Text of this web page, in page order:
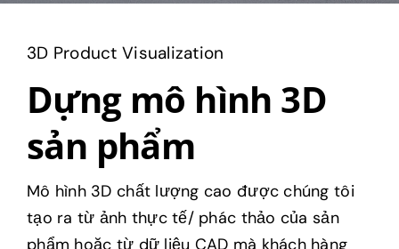
Dựng mô hình 3D
sản phẩm
Mô hình 3D chất lượng cao được chúng tôi
tạo ra từ ảnh thực tế/ phác thảo của sản